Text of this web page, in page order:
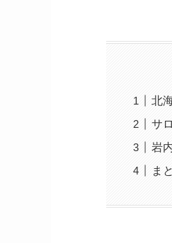
北
サ
岩
ま